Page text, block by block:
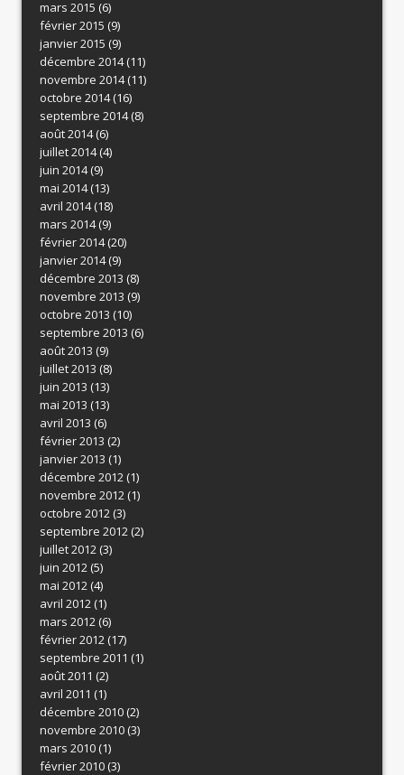
mars 2015 (6)
février 2015 (9)
janvier 2015 (9)
décembre 2014(11)
novembre 2014(11)
octobre 2014(16)
septembre 2014(8)
août 2014(6)
juillet 2014(4)
juin 2014(9)
mai 2014(13)
avril 2014(18)
mars 2014(9)
février 2014(20)
janvier 2014(9)
décembre 2013 (8)
novembre 2013 (9)
octobre 2013 (10)
septembre 2013 (6)
août 2013 (9)
juillet 2013 (8)
juin 2013 (13)
mai 2013 (13)
avril 2013 (6)
février 2013 (2)
janvier 2013 (1)
décembre 2012(1)
novembre 2012(1)
octobre 2012(3)
septembre 2012(2)
juillet 2012(3)
juin 2012(5)
mai 2012(4)
avril 2012(1)
mars 2012(6)
février 2012(17)
septembre 2011 (1)
août 2011 (2)
avril 2011 (1)
décembre 2010(2)
novembre 2010(3)
mars 2010(1)
février 2010(3)